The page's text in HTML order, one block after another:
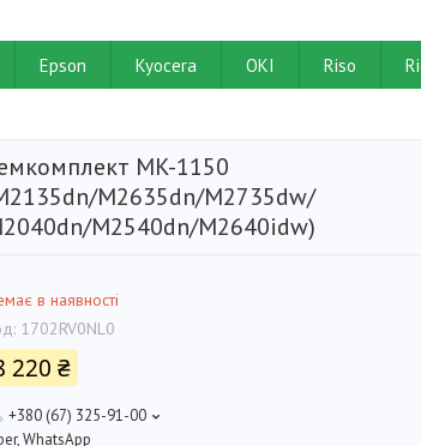
Epson Kyocera OKI Riso
MK-1150
M2635dn/M2735dw/
M2540dn/M2640idw)
в наявності
1702RV0NL0
220 ₴
+380 (67) 325-91-00
WhatsApp